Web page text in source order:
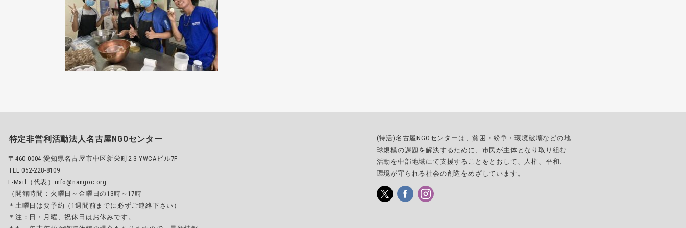
特定非営利活動法人名古屋NGOセンター
〒460-0004 愛知県名古屋市中区新栄町2-3 YWCAビル7F
TEL 052-228-8109
E-Mail（代表）info@nangoc.org
（開館時間：火曜日～金曜日の13時～17時
＊土曜日は要予約（1週間前までに必ずご連絡下さい）
＊注：日・月曜、祝休日はお休みです。
(特活)名古屋NGOセンターは、貧困・紛争・環境破壊などの地
球規模の課題を解決するために、市民が主体となり取り組む
活動を中部地域にて支援することをとおして、人権、平和、
環境が守られる社会の創造をめざしています。